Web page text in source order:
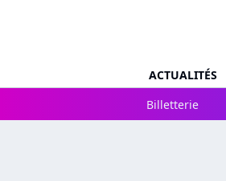
ACTUALITÉS
Billetterie